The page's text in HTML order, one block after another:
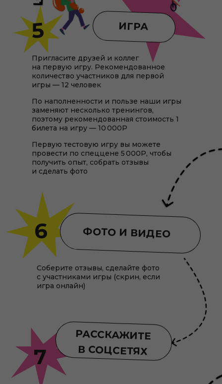
ИГРА
Пригласите друзей и коллег
на первую игру. Рекомендованное
количество участников для первой
игры — 12 человек
Соберите отзывы, сделайте фото
с участниками игры (скрин, если
игра онлайн)
ФОТО И ВИДЕО
5
6
По наполненности и пользе наши игры
заменяют несколько тренингов,
поэтому рекомендованная стоимость 1
билета на игру — 10 000Р
РАССКАЖИТЕ
В СОЦСЕТЯХ
7
Первую тестовую игру вы можете
провести по спеццене 5 000Р, чтобы
получить опыт, собрать отзывы
и сделать фото